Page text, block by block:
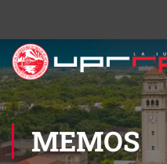
MEMOS